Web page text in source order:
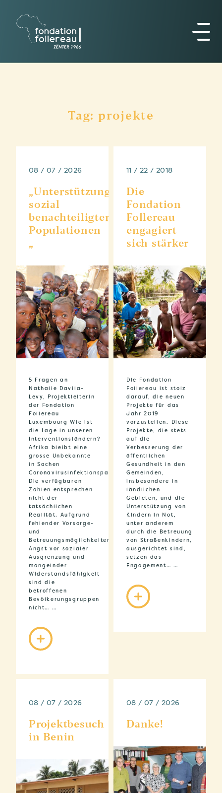
Tag: projekte
08 / 07 / 2026
„Unterstützung
sozial
benachteiligter
Populationen
„
5 Fragen an
Nathalie Davila-
Levy, Projektleiterin
der Fondation
Follereau
Luxembourg Wie ist
die Lage in unseren
Interventionsländern?
Afrika bleibt eine
grosse Unbekannte
in Sachen
Coronavirusinfektionspandemie.
Die verfügbaren
Zahlen entsprechen
nicht der
tatsächlichen
Realität. Aufgrund
fehlender Vorsorge-
und
Betreuungsmöglichkeiten,
Angst vor sozialer
Ausgrenzung und
mangelnder
Widerstandsfähigkeit
sind die
betroffenen
Bevölkerungsgruppen
nicht… …
11 / 22 / 2018
Die
Fondation
Follereau
engagiert
sich stärker
Die Fondation
Follereau ist stolz
darauf, die neuen
Projekte für das
Jahr 2019
vorzustellen. Diese
Projekte, die stets
auf die
Verbesserung der
öffentlichen
Gesundheit in den
Gemeinden,
insbesondere in
ländlichen
Gebieten, und die
Unterstützung von
Kindern in Not,
unter anderem
durch die Betreuung
von Straßenkindern,
ausgerichtet sind,
setzen das
Engagement… …
08 / 07 / 2026
Projektbesuch
in Benin
08 / 07 / 2026
Danke!